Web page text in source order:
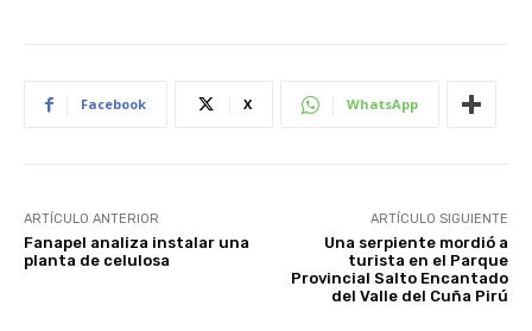
Facebook X WhatsApp
ARTÍCULO ANTERIOR
Fanapel analiza instalar una
planta de celulosa
ARTÍCULO SIGUIENTE
Una serpiente mordió a
turista en el Parque
Provincial Salto Encantado
del Valle del Cuña Pirú